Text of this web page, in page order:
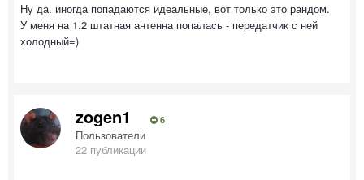
Ну да. иногда попадаются идеальные, вот только это рандом.
У меня на 1.2 штатная антенна попалась - передатчик с ней
холодный=)
zogen1 6
Пользователи
22 публикации